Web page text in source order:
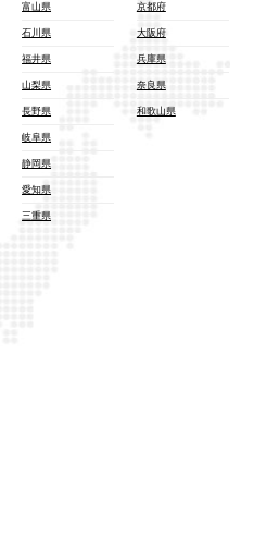
富山県
石川県
福井県
山梨県
長野県
岐阜県
静岡県
愛知県
三重県
京都府
大阪府
兵庫県
奈良県
和歌山県